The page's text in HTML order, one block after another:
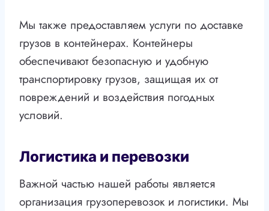
Мы также предоставляем услуги по доставке
грузов в контейнерах. Контейнеры
обеспечивают безопасную и удобную
транспортировку грузов, защищая их от
повреждений и воздействия погодных
условий.
Логистика и перевозки
Важной частью нашей работы является
организация грузоперевозок и логистики. Мы